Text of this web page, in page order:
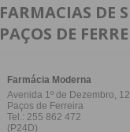
FARMACIAS DE
PAÇOS DE